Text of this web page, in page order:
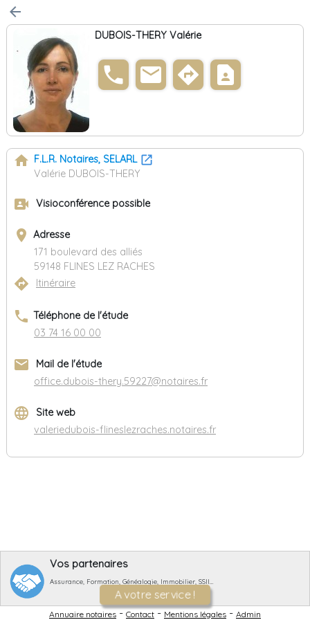
arrow_back
DUBOIS-THERY Valérie
phone email directions contact_page
home F.L.R. Notaires, SELARL
Valérie DUBOIS-THERY
video_camera_front Visioconférence possible
place Adresse
171 boulevard des alliés
59148 FLINES LEZ RACHES
directions Itinéraire
phone Téléphone de l'étude
03 74 16 00 00
email
Mail de l'étude
office.dubois-thery.59227@notaires.fr
language
Site web
valeriedubois-flineslezraches.notaires.fr
Vos partenaires
Assurance, Formation, Généalogie, Immobilier, SSII…
A votre service !
Annuaire notaires-Contact-Mentions légales - Admin